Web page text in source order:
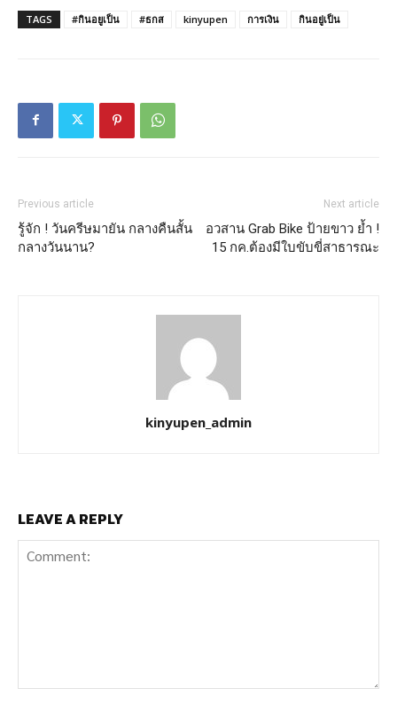
TAGS #กินอยูเป็น #ธกส kinyupen การเงิน กินอยู่เป็น
Previous article
รู้จัก ! วันครีษมายัน กลางคืนสั้น
กลางวันนาน?
Next article
อวสาน Grab Bike ป้ายขาว ย้ำ !
15 กค.ต้องมีใบขับขี่สาธารณะ
kinyupen_admin
LEAVE A REPLY